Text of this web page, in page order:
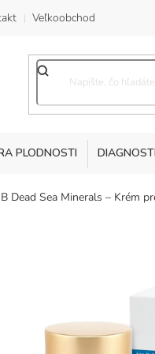
Veľkoobchod
PLODNOSTI
Dead Sea Minerals – Krém